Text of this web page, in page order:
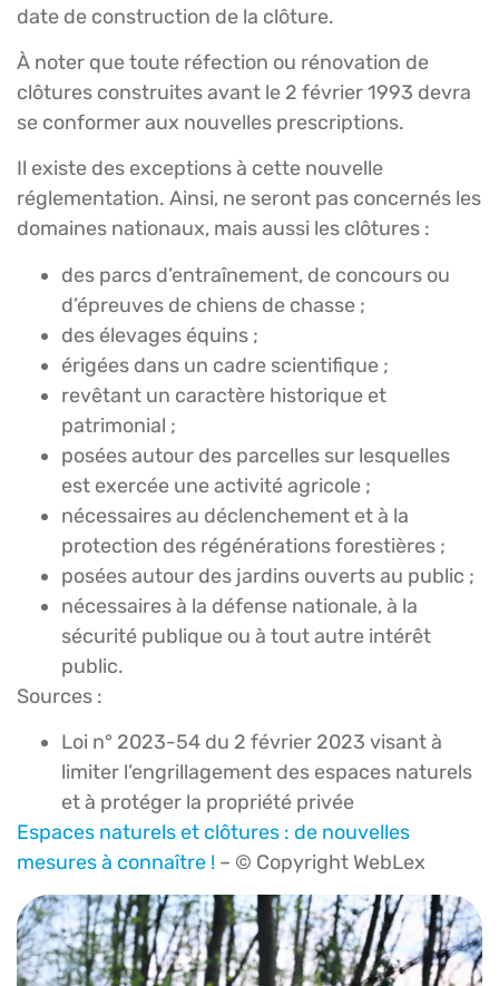
date de construction de la clôture.
À noter que toute réfection ou rénovation de
clôtures construites avant le 2 février 1993 devra
se conformer aux nouvelles prescriptions.
Il existe des exceptions à cette nouvelle
réglementation. Ainsi, ne seront pas concernés les
domaines nationaux, mais aussi les clôtures :
des parcs d’entraînement, de concours ou
d’épreuves de chiens de chasse ;
des élevages équins ;
érigées dans un cadre scientifique ;
revêtant un caractère historique et
patrimonial ;
posées autour des parcelles sur lesquelles
est exercée une activité agricole ;
nécessaires au déclenchement et à la
protection des régénérations forestières ;
posées autour des jardins ouverts au public ;
nécessaires à la défense nationale, à la
sécurité publique ou à tout autre intérêt
public.
Sources :
Loi n° 2023-54 du 2 février 2023 visant à
limiter l’engrillagement des espaces naturels
et à protéger la propriété privée
Espaces naturels et clôtures : de nouvelles
mesures à connaître ! – © Copyright WebLex